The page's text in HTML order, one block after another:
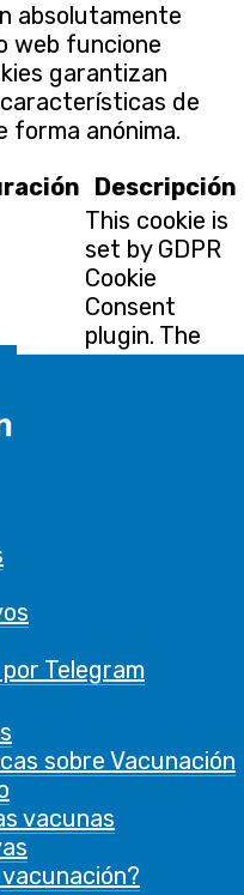
Telegram
sobre Vacunación
vacunas
absolutamente
web funcione
garantizan
de
forma anónima.
Descripción
This cookie is
set by GDPR
Cookie
Consent
plugin. The
record the
cookies in the
"Functional".
This cookie is